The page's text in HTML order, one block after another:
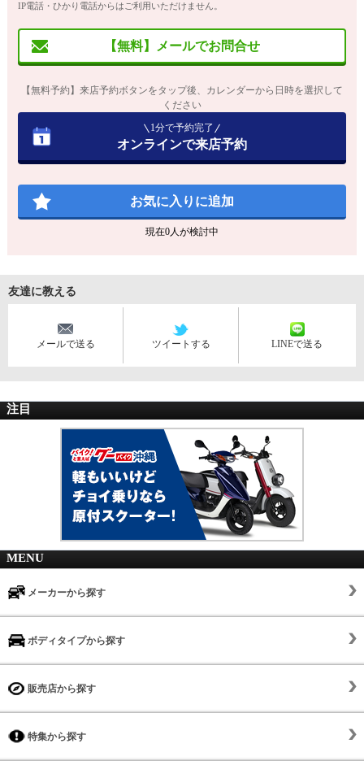
IP電話・ひかり電話からはご利用いただけません。
【無料】メールでお問合せ
【無料予約】来店予約ボタンをタップ後、カレンダーから日時を選択して
ください
1分で予約完了
オンラインで来店予約
お気に入りに追加
現在0人が検討中
友達に教える
メールで送る ツイートする LINEで送る
注目
MENU
メーカーから探す
ボディタイプから探す
販売店から探す
特集から探す